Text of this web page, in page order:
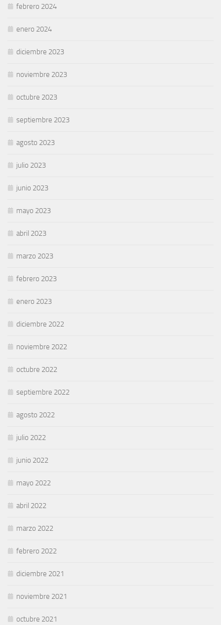
febrero 2024
enero 2024
diciembre 2023
noviembre 2023
octubre 2023
septiembre 2023
agosto 2023
julio 2023
junio 2023
mayo 2023
abril 2023
marzo 2023
febrero 2023
enero 2023
diciembre 2022
noviembre 2022
octubre 2022
septiembre 2022
agosto 2022
julio 2022
junio 2022
mayo 2022
abril 2022
marzo 2022
febrero 2022
diciembre 2021
noviembre 2021
octubre 2021